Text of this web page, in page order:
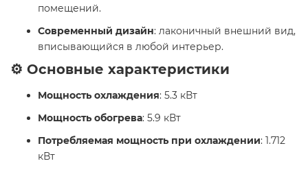
помещений.
Современный дизайн: лаконичный внешний вид,
вписывающийся в любой интерьер.
⚙️ Основные характеристики
Мощность охлаждения: 5.3 кВт
Мощность обогрева: 5.9 кВт
Потребляемая мощность при охлаждении: 1.712
кВт